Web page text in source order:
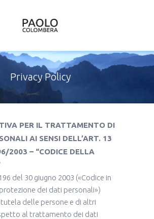
Privacy Policy
PER IL TRATTAMENTO DI
AI SENSI DELL’ART. 13
2003 – “CODICE DELLA
del 30 giugno 2003 («Codice in
dei dati personali»)
delle persone e di altri
al trattamento dei dati